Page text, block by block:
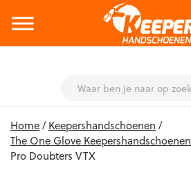
content
Home/Keepershandschoenen /
The One Glove Keepershandschoenen
Pro Doubters VTX